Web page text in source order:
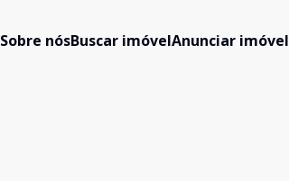
Sobre nósBuscar imóvelAnunciar imóvel